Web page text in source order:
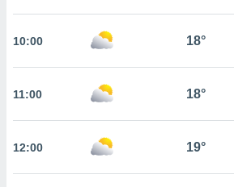
par le
de
PARAMÈTRES
10:00 18°
11:00 18°
12:00 19°